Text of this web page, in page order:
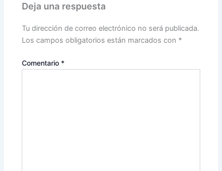
Deja una respuesta
Tu dirección de correo electrónico no será publicada.
Los campos obligatorios están marcados con *
Comentario *